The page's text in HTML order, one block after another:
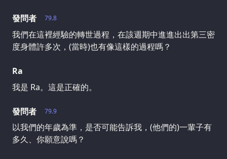
79.8
發問者
我們在這裡經驗的轉世過程，在該週期中進進出出第三密
度身體許多次，(當時)也有像這樣的過程嗎？
Ra
我是 Ra。這是正確的。
79.9
發問者
以我們的年歲為準，是否可能告訴我，(他們的)一輩子有
多久、你願意說嗎？